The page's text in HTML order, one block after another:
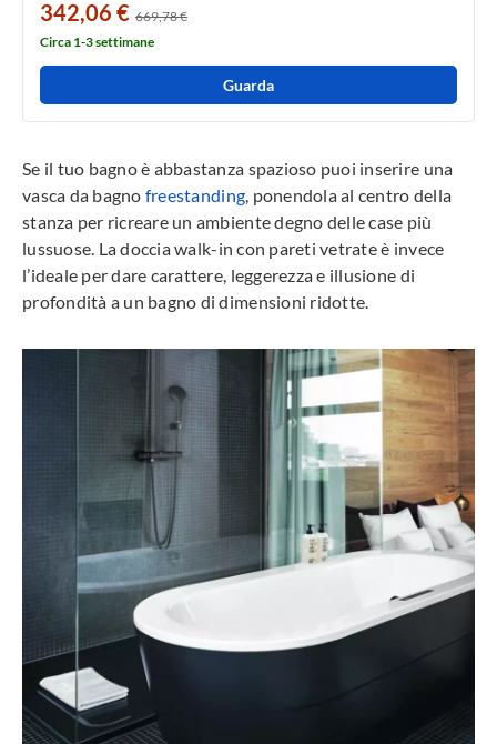
342,06 € 669,78 €
Circa 1-3 settimane
Guarda
Se il tuo bagno è abbastanza spazioso puoi inserire una
vasca da bagno freestanding , ponendola al centro della
stanza per ricreare un ambiente degno delle case più
lussuose. La doccia walk-in con pareti vetrate è invece
l’ideale per dare carattere, leggerezza e illusione di
profondità a un bagno di dimensioni ridotte.